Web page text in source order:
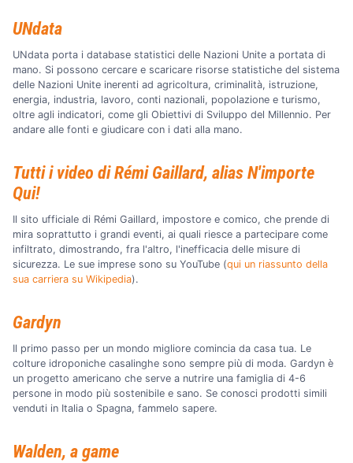
UNdata
UNdata porta i database statistici delle Nazioni Unite a portata di
mano. Si possono cercare e scaricare risorse statistiche del sistema
delle Nazioni Unite inerenti ad agricoltura, criminalità, istruzione,
energia, industria, lavoro, conti nazionali, popolazione e turismo,
oltre agli indicatori, come gli Obiettivi di Sviluppo del Millennio. Per
andare alle fonti e giudicare con i dati alla mano.
Tutti i video di Rémi Gaillard, alias N'importe
Qui!
Il sito ufficiale di Rémi Gaillard, impostore e comico, che prende di
mira soprattutto i grandi eventi, ai quali riesce a partecipare come
infiltrato, dimostrando, fra l'altro, l'inefficacia delle misure di
sicurezza. Le sue imprese sono su YouTube (qui un riassunto della
sua carriera su Wikipedia).
Gardyn
Il primo passo per un mondo migliore comincia da casa tua. Le
colture idroponiche casalinghe sono sempre più di moda. Gardyn è
un progetto americano che serve a nutrire una famiglia di 4-6
persone in modo più sostenibile e sano. Se conosci prodotti simili
venduti in Italia o Spagna, fammelo sapere.
Walden, a game